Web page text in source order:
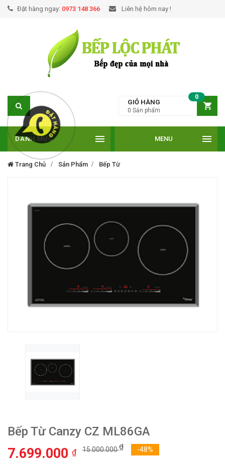
Đặt hàng ngay: 0973 148 366 Liên hệ hôm nay !
GIỎ HÀNG
0
0 Sản phẩm
DANH MỤC MENU
Trang Chủ Sản Phẩm Bếp Từ
Bếp Từ Canzy CZ ML86GA
7.699.000 ₫ 15.000.000₫ -48%